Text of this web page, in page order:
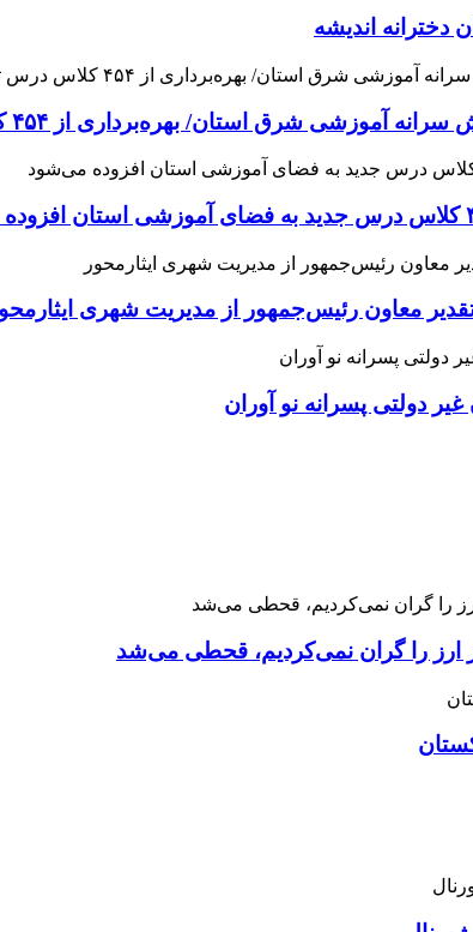
دخترانه اندیشه
استان/ بهره‌برداری از ۴۵۴ کلاس درس تا مهرماه
معاون رئیس‌جمهور از مدیریت شهری
دولتی پسرانه نو آوران
ارز را گران نمی‌کردیم، قحطی می‌شد